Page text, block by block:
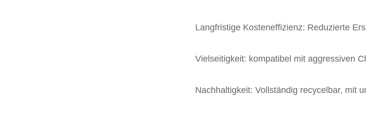
Langfristige Kosteneffizienz: Reduzierte
Vielseitigkeit: kompatibel mit aggressiven
Nachhaltigkeit: Vollständig recycelbar, mit